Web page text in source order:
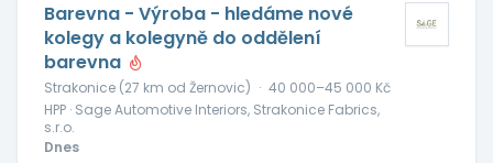
Barevna - Výroba - hledáme nové
kolegy a kolegyně do oddělení
barevna
Strakonice (27 km od Žernovic) · 40 000–45 000 Kč
HPP · Sage Automotive Interiors, Strakonice Fabrics,
s.r.o.
Dnes